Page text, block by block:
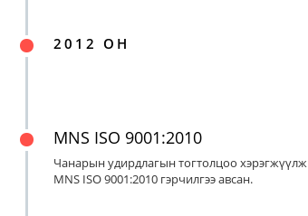
2012 ОН
MNS ISO 9001:2010
Чанарын удирдлагын тогтолцоо хэрэгжүүлж
MNS ISO 9001:2010 гэрчилгээ авсан.